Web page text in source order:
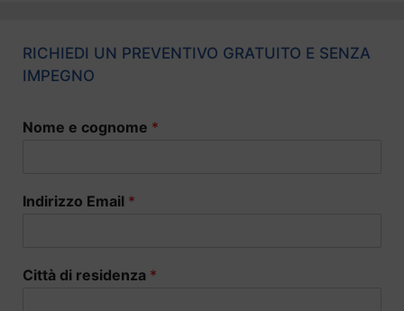
RICHIEDI UN PREVENTIVO GRATUITO E SENZA
IMPEGNO
Nome e cognome *
Indirizzo Email *
Città di residenza *